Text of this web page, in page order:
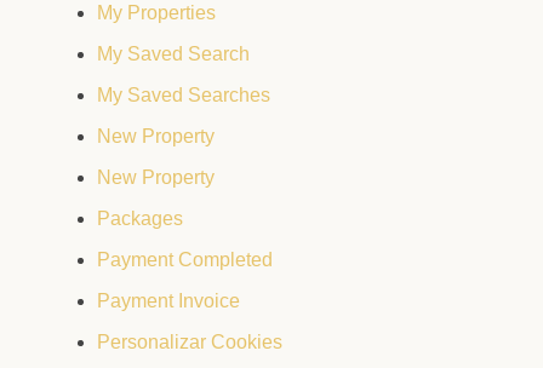
My Properties
My Saved Search
My Saved Searches
New Property
New Property
Packages
Payment Completed
Payment Invoice
Personalizar Cookies